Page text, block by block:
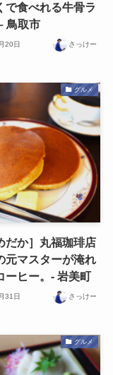
で食べれる牛骨ラ
鳥取市
20日 さっけー
グルメ
だか］丸福珈琲店
元マスターが淹れ
ーヒー。- 岩美町
31日 さっけー
グルメ